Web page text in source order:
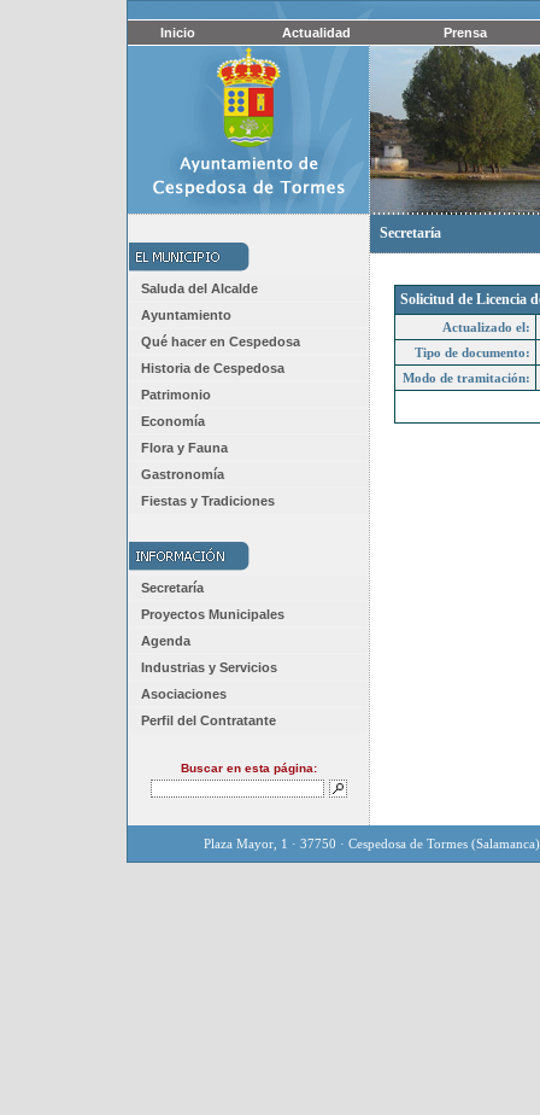
Inicio Actualidad Prensa
Saluda del Alcalde
Ayuntamiento
Qué hacer en Cespedosa
Historia de Cespedosa
Patrimonio
Economía
Flora y Fauna
Gastronomía
Fiestas y Tradiciones
Secretaría
Proyectos Municipales
Agenda
Industrias y Servicios
Asociaciones
Perfil del Contratante
Buscar en esta página:
Secretaría
Solicitud de Licencia
Actualizado el:
Tipo de documento:
Modo de tramitación:
Plaza Mayor, 1 · 37750 · Cespedosa de Tormes